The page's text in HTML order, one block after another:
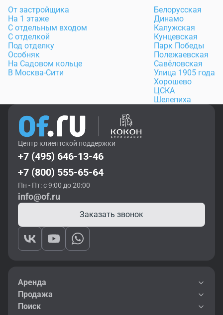
От застройщика
На 1 этаже
С отдельным входом
С отделкой
Под отделку
Особняк
На Садовом кольце
В Москва-Сити
Белорусская
Динамо
Калужская
Кунцевская
Парк Победы
Полежаевская
Савёловская
Улица 1905 года
Хорошево
ЦСКА
Шелепиха
Центр клиентской поддержки
+7 (495) 646-13-46
+7 (800) 555-65-64
Пн - Пт: с 9:00 до 20:00
info@of.ru
Заказать звонок
Аренда
Продажа
Поиск